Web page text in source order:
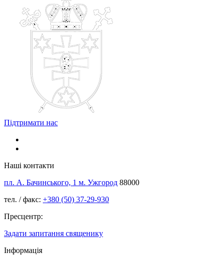
Підтримати нас
Наші контакти
пл. А. Бачинського, 1 м. Ужгород 88000
тел. / факс: +380 (50) 37-29-930
Пресцентр:
Задати запитання священику
Інформація